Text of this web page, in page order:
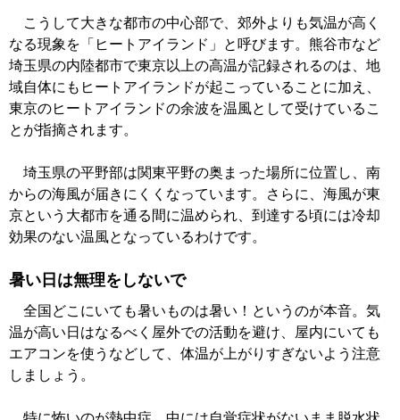
こうして大きな都市の中心部で、郊外よりも気温が高く
なる現象を「ヒートアイランド」と呼びます。熊谷市など
埼玉県の内陸都市で東京以上の高温が記録されるのは、地
域自体にもヒートアイランドが起こっていることに加え、
東京のヒートアイランドの余波を温風として受けているこ
とが指摘されます。
埼玉県の平野部は関東平野の奥まった場所に位置し、南
からの海風が届きにくくなっています。さらに、海風が東
京という大都市を通る間に温められ、到達する頃には冷却
効果のない温風となっているわけです。
暑い日は無理をしないで
全国どこにいても暑いものは暑い！というのが本音。気
温が高い日はなるべく屋外での活動を避け、屋内にいても
エアコンを使うなどして、体温が上がりすぎないよう注意
しましょう。